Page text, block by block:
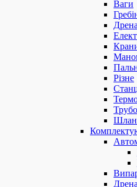
Ваги
Різне